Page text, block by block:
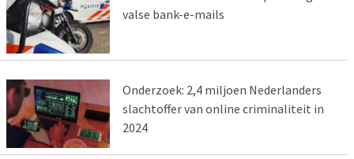
valse bank-e-mails
Onderzoek: 2,4 miljoen Nederlanders
slachtoffer van online criminaliteit in
2024